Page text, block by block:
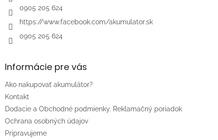
0905 205 624
https://www.facebook.com/akumulator.sk
0905 205 624
Informácie pre vás
Ako nakupovať akumulátor?
Kontakt
Dodacie a Obchodné podmienky. Reklamačný poriadok
Ochrana osobných údajov
Pripravujeme